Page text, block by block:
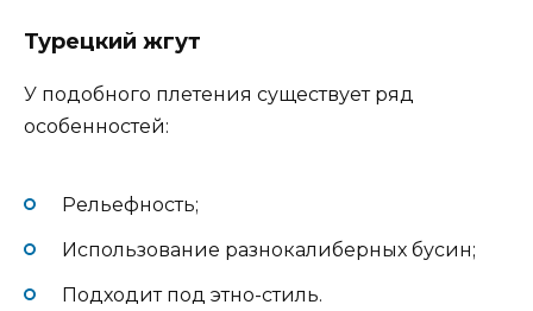
Турецкий жгут
У подобного плетения существует ряд
особенностей:
Рельефность;
Использование разнокалиберных бусин;
Подходит под этно-стиль.